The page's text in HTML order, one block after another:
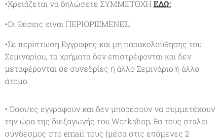
•Χρειάζεται να δηλώσετε ΣΥΜΜΕΤΟΧΗΕΔΩ:
•Οι Θέσεις είναι ΠΕΡΙΟΡΙΣΜΕΝΕΣ.
•Σε περίπτωση Εγγραφής και μη παρακολούθησης του
Σεμιναρίου, τα χρήματα δεν επιστρέφονται και δεν
μεταφέρονται σε συνεδρίες ή άλλο Σεμινάριο ή άλλο
άτομο.
• Όσοι/ες εγγραφούν και δεν μπορέσουν να συμμετέχουν
την ώρα της διεξαγωγής του Workshop, θα τους σταλεί
σύνδεσμος στο email τους (μέσα στις επόμενες 2